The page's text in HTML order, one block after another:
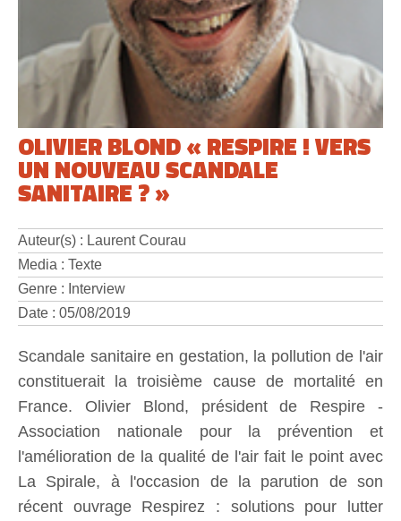
OLIVIER BLOND « RESPIRE ! VERS
UN NOUVEAU SCANDALE
SANITAIRE ? »
Auteur(s) : Laurent Courau
Media : Texte
Genre : Interview
Date : 05/08/2019
Scandale sanitaire en gestation, la pollution de l'air
constituerait la troisième cause de mortalité en
France. Olivier Blond, président de Respire -
Association nationale pour la prévention et
l'amélioration de la qualité de l'air fait le point avec
La Spirale, à l'occasion de la parution de son
récent ouvrage Respirez : solutions pour lutter